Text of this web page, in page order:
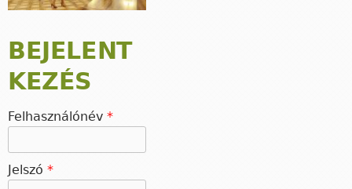
BEJELENT
KEZÉS
Felhasználónév *
Jelszó *